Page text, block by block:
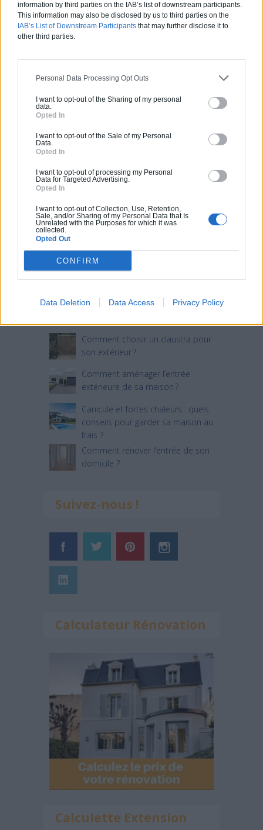
information by third parties on the IAB’s list of downstream participants.
This information may also be disclosed by us to third parties on the
IAB’s List of Downstream Participants that may further disclose it to
other third parties.
Personal Data Processing Opt Outs
I want to opt-out of the Sharing of my personal
data.
Opted In
I want to opt-out of the Sale of my Personal
Data.
Opted In
I want to opt-out of processing my Personal
Data for Targeted Advertising.
Opted In
I want to opt-out of Collection, Use, Retention,
Sale, and/or Sharing of my Personal Data that Is
Unrelated with the Purposes for which it was
collected.
Opted Out
CONFIRM
Data Deletion Data Access Privacy Policy
Estimez gratuitement
Articles récents
Jardin devant la maison : Top 5
Comment choisir un claustra pour
son extérieur ?
Comment aménager l’entrée
extérieure de sa maison ?
Canicule et fortes chaleurs : quels
conseils pour garder sa maison au
frais ?
Comment rénover l’entrée de son
domicile ?
Suivez-nous !
Calculateur Rénovation
Calculette Extension